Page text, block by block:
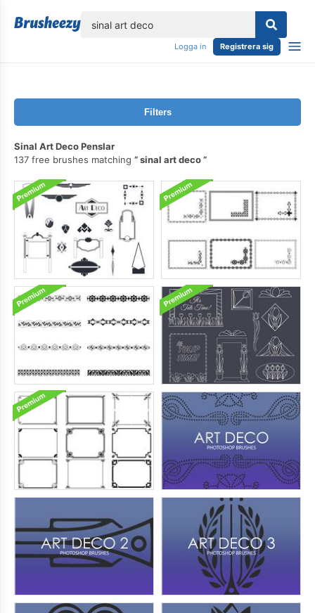
Logga in Registrera sig
Filters
Sinal Art Deco Penslar
137 free brushes matching
sinal art deco